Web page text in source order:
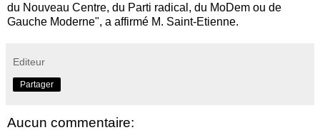
du Nouveau Centre, du Parti radical, du MoDem ou de
Gauche Moderne", a affirmé M. Saint-Etienne.
Editeur
Partager
Aucun commentaire: